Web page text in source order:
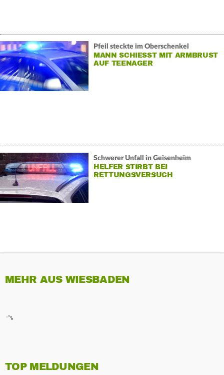
Pfeil steckte im Oberschenkel
MANN SCHIESST MIT ARMBRUST A
UF TEENAGER
Schwerer Unfall in Geisenheim
HELFER STIRBT BEI
RETTUNGSVERSUCH
MEHR AUS WIESBADEN
TOP MELDUNGEN